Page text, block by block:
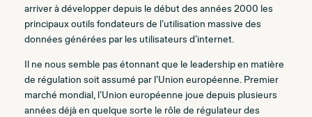
arriver à développer depuis le début des années 2000 les
principaux outils fondateurs de l’utilisation massive des
données générées par les utilisateurs d’internet.
Il ne nous semble pas étonnant que le leadership en matière
de régulation soit assumé par l’Union européenne. Premier
marché mondial, l’Union européenne joue depuis plusieurs
années déjà en quelque sorte le rôle de régulateur des